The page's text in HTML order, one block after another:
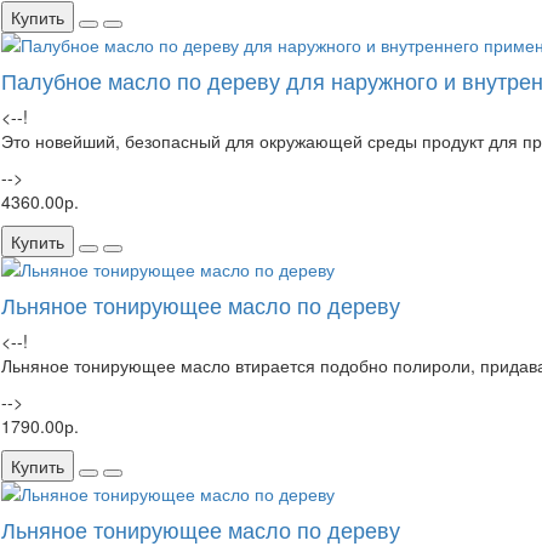
Купить
Палубное масло по дереву для наружного и
<--!
Это новейший, безопасный для окружающей среды продукт для
-->
4360.00р.
Купить
Льняное тонирующее масло по дереву
<--!
Льняное тонирующее масло втирается подобно полироли,
-->
1790.00р.
Купить
Льняное тонирующее масло по дереву